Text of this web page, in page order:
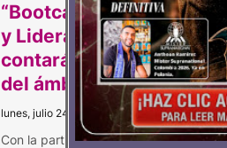
“Bootcamp sobre
y Liderazgo”, un evento
contará con los más
del ámbito de los
lunes, julio 24, 2023
Con la participación de Ricardo